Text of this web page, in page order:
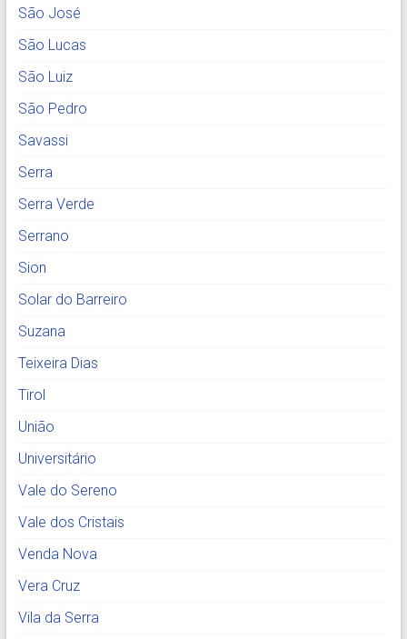
São José
São Lucas
São Luiz
São Pedro
Savassi
Serra
Serra Verde
Serrano
Sion
Solar do Barreiro
Suzana
Teixeira Dias
Tirol
União
Universitário
Vale do Sereno
Vale dos Cristais
Venda Nova
Vera Cruz
Vila da Serra